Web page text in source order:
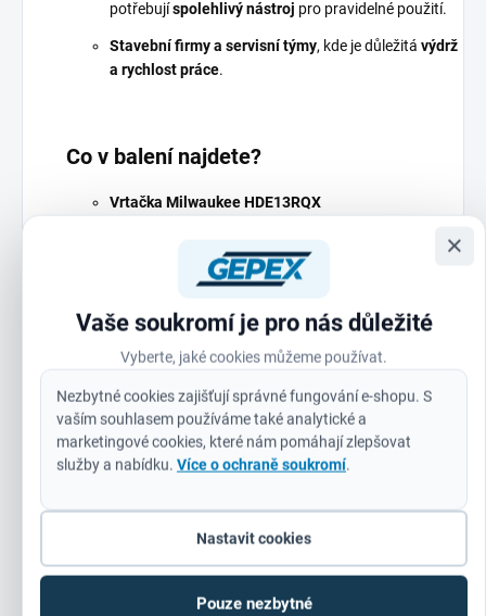
Vaše soukromí je pro nás důležité
Vyberte, jaké cookies můžeme používat.
Nezbytné cookies zajišťují správné fungování e-shopu. S
vaším souhlasem používáme také analytické a
marketingové cookies, které nám pomáhají zlepšovat
služby a nabídku. Více o ochraně soukromí.
Nastavit cookies
Pouze nezbytné
×
potřebujíspolehlivý nástroj pro pravidelné použití.
Stavební firmy a servisní týmy, kde je důležitá výdrž
a rychlost práce.
Co v balení najdete?
Vrtačka Milwaukee HDE13RQX
4 m QUIK-LOK™ kabel
Praktický přenosný kufrpro snadné uskladnění a
transport
Proč zvolit právě Milwaukee?
Milwaukee jesvětově uznávaná značka, která se již desítky
kvality.Inovativní technologie, odolné materiály a
precizní zpracovánízaručují, že vaše vrtačka
Milwaukee HDE13RQX-KITjeinvesticí do spolehlivosti,